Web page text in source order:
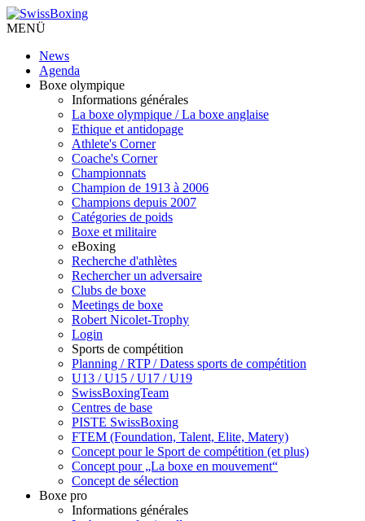
MENÜ
News
Agenda
Boxe olympique
Informations générales
La boxe olympique / La boxe anglaise
Ethique et antidopage
Athlete's Corner
Coache's Corner
Championnats
Champion de 1913 à 2006
Champions depuis 2007
Catégories de poids
Boxe et militaire
eBoxing
Recherche d'athlètes
Rechercher un adversaire
Clubs de boxe
Meetings de boxe
Robert Nicolet-Trophy
Login
Sports de compétition
Planning / RTP / Datess sports de compétition
U13 / U15 / U17 / U19
SwissBoxingTeam
Centres de base
PISTE SwissBoxing
FTEM (Foundation, Talent, Elite, Matery)
Concept pour le Sport de compétition (et plus)
Concept pour „La boxe en mouvement“
Concept de sélection
Boxe pro
Informations générales